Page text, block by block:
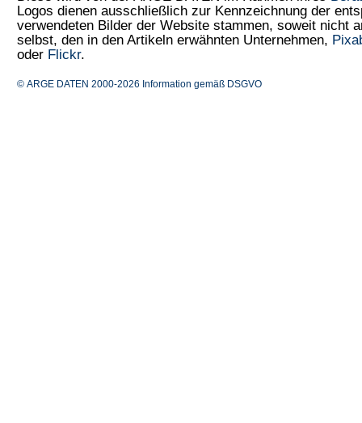
Logos dienen ausschließlich zur Kennzeichnung der
verwendeten Bilder der Website stammen, soweit nicht
selbst, den in den Artikeln erwähnten Unternehmen,
oder Flickr.
© ARGE DATEN 2000-2026 Information gemäß DSGVO